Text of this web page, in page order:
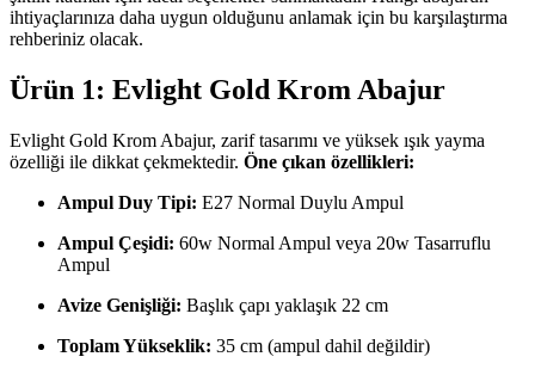
ihtiyaçlarınıza daha uygun olduğunu anlamak için bu karşılaştırma
rehberiniz olacak.
Ürün 1: Evlight Gold Krom Abajur
Evlight Gold Krom Abajur, zarif tasarımı ve yüksek ışık yayma
özelliği ile dikkat çekmektedir. Öne çıkan özellikleri:
Ampul Duy Tipi: E27 Normal Duylu Ampul
Ampul Çeşidi: 60w Normal Ampul veya 20w Tasarruflu
Ampul
Avize Genişliği: Başlık çapı yaklaşık 22 cm
Toplam Yükseklik: 35 cm (ampul dahil değildir)